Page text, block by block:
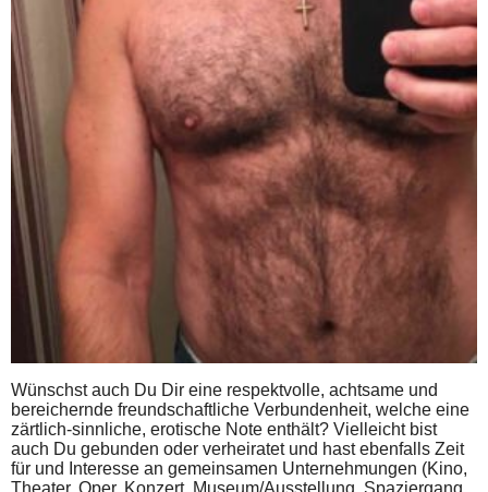
Wünschst auch Du Dir eine respektvolle, achtsame und
bereichernde freundschaftliche Verbundenheit, welche eine
zärtlich-sinnliche, erotische Note enthält? Vielleicht bist
auch Du gebunden oder verheiratet und hast ebenfalls Zeit
für und Interesse an gemeinsamen Unternehmungen (Kino,
Theater, Oper, Konzert, Museum/Ausstellung, Spaziergang,